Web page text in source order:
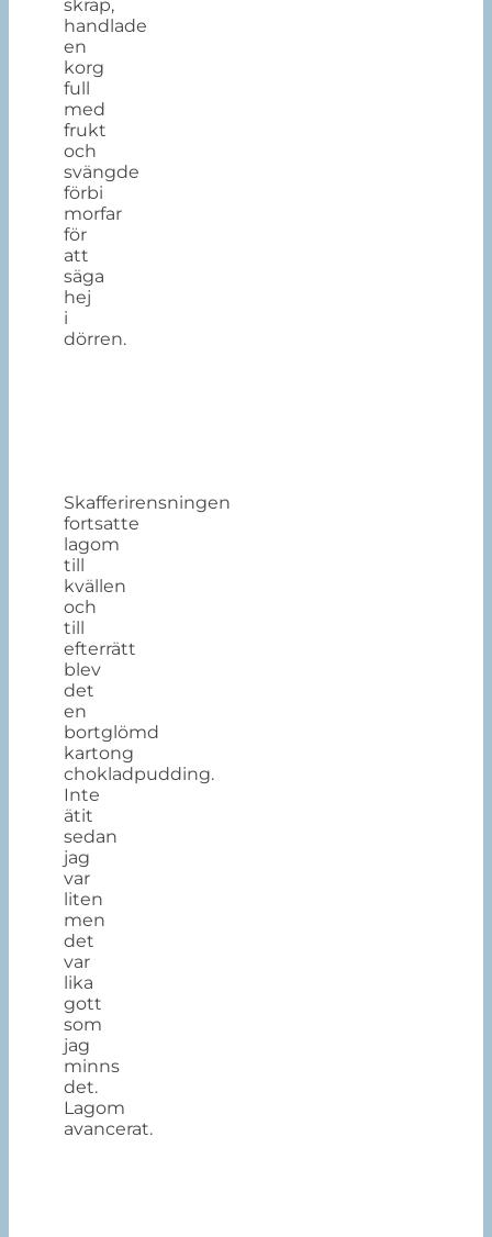
skräp,
handlade
en
korg
full
med
frukt
och
svängde
förbi
morfar
för
att
säga
hej
i
dörren.
Skafferirensningen
fortsatte
lagom
till
kvällen
och
till
efterrätt
blev
det
en
bortglömd
kartong
chokladpudding.
Inte
ätit
sedan
jag
var
liten
men
det
var
lika
gott
som
jag
minns
det.
Lagom
avancerat.